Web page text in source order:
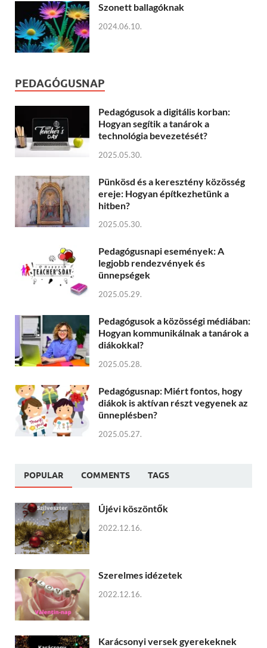
Szonett ballagóknak
2024.06.10.
PEDAGÓGUSNAP
Pedagógusok a digitális korban:
Hogyan segítik a tanárok a
technológia bevezetését?
2025.05.30.
Pünkösd és a keresztény közösség
ereje: Hogyan építkezhetünk a
hitben?
2025.05.30.
Pedagógusnapi események: A
legjobb rendezvények és
ünnepségek
2025.05.29.
Pedagógusok a közösségi médiában:
Hogyan kommunikálnak a tanárok a
diákokkal?
2025.05.28.
Pedagógusnap: Miért fontos, hogy
diákok is aktívan részt vegyenek az
ünneplésben?
2025.05.27.
POPULAR COMMENTS TAGS
Újévi köszöntők
2022.12.16.
Szerelmes idézetek
2022.12.16.
Karácsonyi versek gyerekeknek